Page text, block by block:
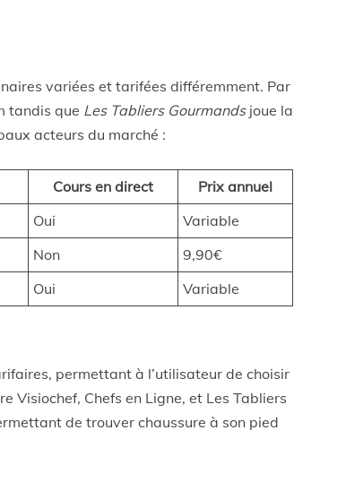
variées et tarifées différemment. Par
tandis que Les Tabliers Gourmandsjoue la
acteurs du marché :
Cours en direct
Prix annuel
Oui
Variable
Non
9,90€
Oui Variable
permettant à l’utilisateur de choisir
Visiochef, Chefs en Ligne, et Les Tabliers
de trouver chaussure à son pied